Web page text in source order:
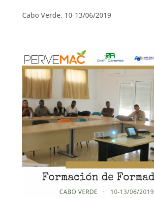
Cabo Verde. 10-13/06/2019